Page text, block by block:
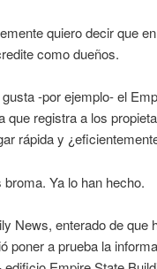
quiero decir que
como dueños.
-por ejemplo- el
que registra a los
rápida y
broma. Ya lo han hecho.
News, enterado de que
poner a prueba la